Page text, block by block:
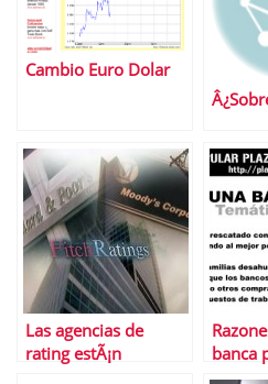
Cambio Euro Dolar
Las agencias de
rating estÃ¡n
banca